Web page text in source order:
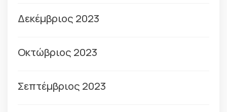
Δεκέμβριος 2023
Οκτώβριος 2023
Σεπτέμβριος 2023